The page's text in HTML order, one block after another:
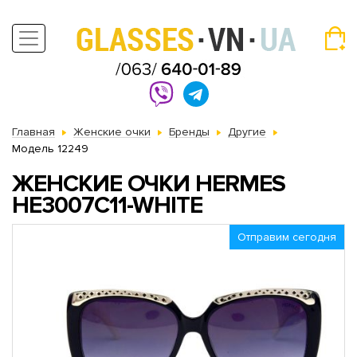
Главная Женские очки Бренды
Другие
Модель 12249
ЖЕНСКИЕ ОЧКИ HERMES
HE3007C11-WHITE
Отправим сегодня